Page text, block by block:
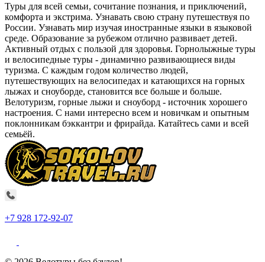
Туры для всей семьи, сочитание познания, и приключений,
комфорта и экстрима. Узнавать свою страну путешествуя по
России. Узнавать мир изучая иностранные языки в языковой
среде. Образование за рубежом отлично развивает детей.
Активный отдых с пользой для здоровья. Горнолыжные туры
и велосипедные туры - динамично развивающиеся виды
туризма. С каждым годом количество людей,
путешествующих на велосипедах и катающихся на горных
лыжах и сноуборде, становится все больше и больше.
Велотуризм, горные лыжи и сноуборд - источник хорошего
настроения. С нами интересно всем и новичкам и опытным
поклонникам бэккантри и фрирайда. Катайтесь сами и всей
семьёй.
+7 928 172-92-07